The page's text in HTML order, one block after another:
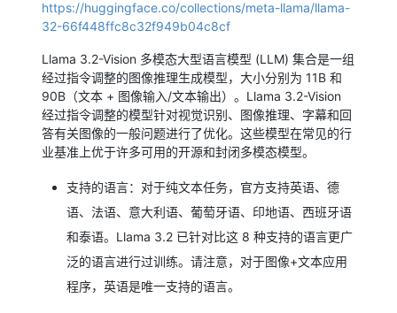
https://huggingface.co/collections/meta-llama/llama-
32-66f448ffc8c32f949b04c8cf
Llama 3.2-Vision 多模态大型语言模型 (LLM) 集合是一组
经过指令调整的图像推理生成模型，大小分别为 11B 和
90B（文本 + 图像输入/文本输出）。Llama 3.2-Vision
经过指令调整的模型针对视觉识别、图像推理、字幕和回
答有关图像的一般问题进行了优化。这些模型在常见的行
业基准上优于许多可用的开源和封闭多模态模型。
支持的语言：对于纯文本任务，官方支持英语、德
语、法语、意大利语、葡萄牙语、印地语、西班牙语
和泰语。Llama 3.2 已针对比这 8 种支持的语言更广
泛的语言进行过训练。请注意，对于图像+文本应用
程序，英语是唯一支持的语言。